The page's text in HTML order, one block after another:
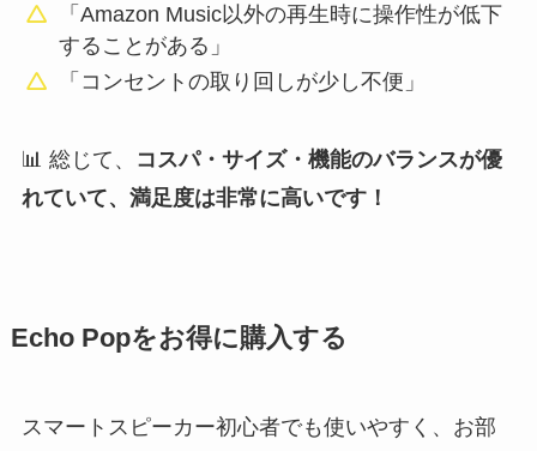
「Amazon Music以外の再生時に操作性が低下
することがある」
「コンセントの取り回しが少し不便」
📊 総じて、
コスパ・サイズ・機能のバランスが優
れていて、満足度は非常に高いです！
Echo Popをお得に購入する
スマートスピーカー初心者でも使いやすく、お部